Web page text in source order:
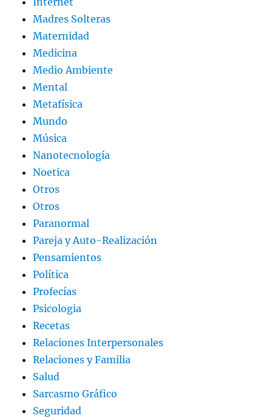
Madres Solteras
Maternidad
Medicina
Medio Ambiente
Mental
Metafísica
Mundo
Música
Nanotecnología
Noetica
Otros
Otros
Paranormal
Pareja y Auto-Realización
Pensamientos
Política
Profecías
Psicologia
Recetas
Relaciones Interpersonales
Relaciones y Familia
Salud
Sarcasmo Gráfico
Seguridad